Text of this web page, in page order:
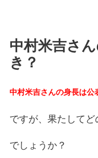
中村米吉さ
き？
中村米吉さんの身長は公
ですが、果たして
でしょうか？